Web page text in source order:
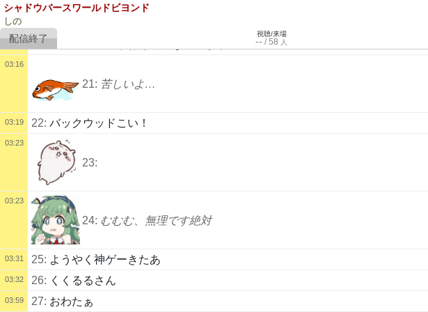
シャドウバースワールドビヨンド
しの
視聴/来場
-- /58 人
19:今さら疑うものか！私はおまえを信じる！！
03:07 20:
03:16
21: 苦しいよ…
03:19 22: バックウッドこい！
03:23
23:
03:23
24: むむむ、無理です絶対
03:31 25: ようやく神ゲーきたあ
03:32 26: くくるるさん
03:59 27: おわたぁ